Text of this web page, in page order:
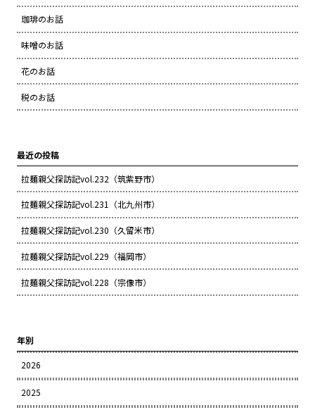
珈琲のお話
味噌のお話
花のお話
税のお話
最近の投稿
拉麺親父探訪記vol.232（筑紫野市）
拉麺親父探訪記vol.231（北九州市）
拉麺親父探訪記vol.230（久留米市）
拉麺親父探訪記vol.229（福岡市）
拉麺親父探訪記vol.228（宗像市）
年別
2026
2025